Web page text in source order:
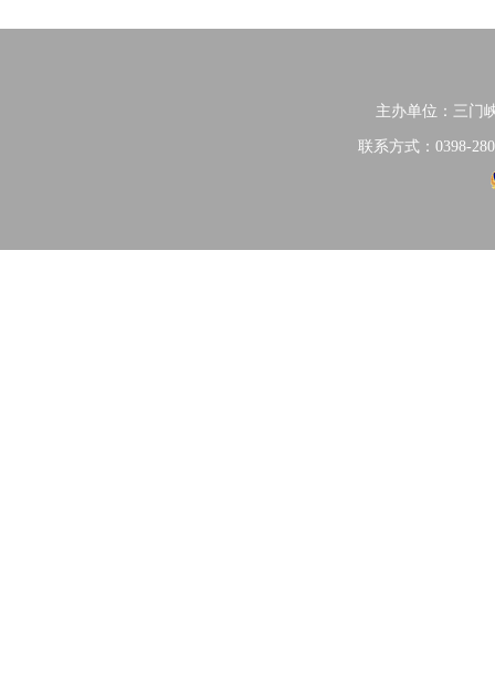
主办单位：三门
联系方式：0398-